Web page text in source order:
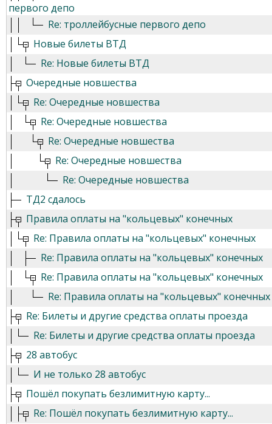
первого депо
Re: троллейбусные первого депо
Новые билеты ВТД
Re: Новые билеты ВТД
Очередные новшества
Re: Очередные новшества
Re: Очередные новшества
Re: Очередные новшества
Re: Очередные новшества
Re: Очередные новшества
ТД2 сдалось
Правила оплаты на "кольцевых" конечных
Re: Правила оплаты на "кольцевых" конечных
Re: Правила оплаты на "кольцевых" конечных
Re: Правила оплаты на "кольцевых" конечных
Re: Правила оплаты на "кольцевых" конечных
Re: Билеты и другие средства оплаты проезда
Re: Билеты и другие средства оплаты проезда
28 автобус
И не только 28 автобус
Пошёл покупать безлимитную карту...
Re: Пошёл покупать безлимитную карту...